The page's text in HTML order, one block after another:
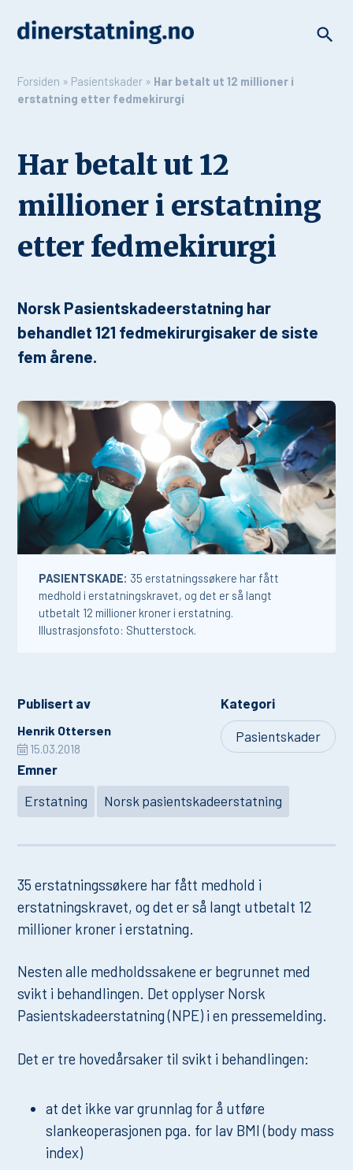
Forsiden » Pasientskader » Har betalt ut 12 millioner i
erstatning etter fedmekirurgi
Har betalt ut 12
millioner i erstatning
etter fedmekirurgi
Norsk Pasientskadeerstatning har
behandlet 121 fedmekirurgisaker de siste
fem årene.
PASIENTSKADE: 35 erstatningssøkere har fått
medhold i erstatningskravet, og det er så langt
utbetalt 12 millioner kroner i erstatning.
Illustrasjonsfoto: Shutterstock.
Publisert av
Henrik Ottersen
15.03.2018
Kategori
Pasientskader
Emner
Erstatning Norsk pasientskadeerstatning
35 erstatningssøkere har fått medhold i
erstatningskravet, og det er så langt utbetalt 12
millioner kroner i erstatning.
Nesten alle medholdssakene er begrunnet med
svikt i behandlingen. Det opplyser Norsk
Pasientskadeerstatning (NPE) i en pressemelding.
Det er tre hovedårsaker til svikt i behandlingen:
at det ikke var grunnlag for å utføre
slankeoperasjonen pga. for lav BMI (body mass
index)